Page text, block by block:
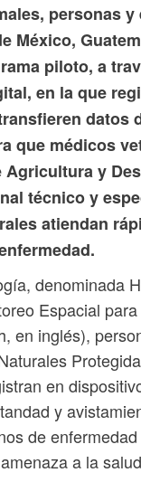
personas y
México,
piloto, a
en la que
datos
que médicos
Agricultura y
técnico y
atiendan
denominada
Espacial
en inglés),
en
y
de
a la